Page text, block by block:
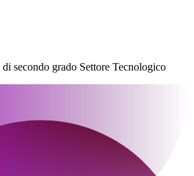
di secondo grado Settore Tecnologico